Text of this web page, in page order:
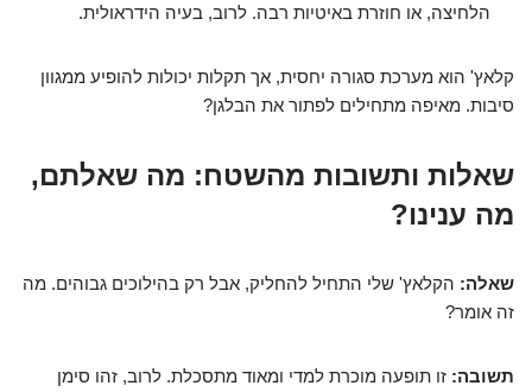
הלחיצה, או חוזרת באיטיות רבה. לרוב, בעיה הידראולית.
קלאץ' הוא מערכת סגורה יחסית, אך תקלות יכולות להופיע ממגוון
סיבות. מאיפה מתחילים לפתור את הבלגן?
שאלות ותשובות מהשטח: מה שאלתם,
מה ענינו?
שאלה: הקלאץ' שלי התחיל להחליק, אבל רק בהילוכים גבוהים. מה
זה אומר?
תשובה: זו תופעה מוכרת למדי ומאוד מתסכלת. לרוב, זהו סימן